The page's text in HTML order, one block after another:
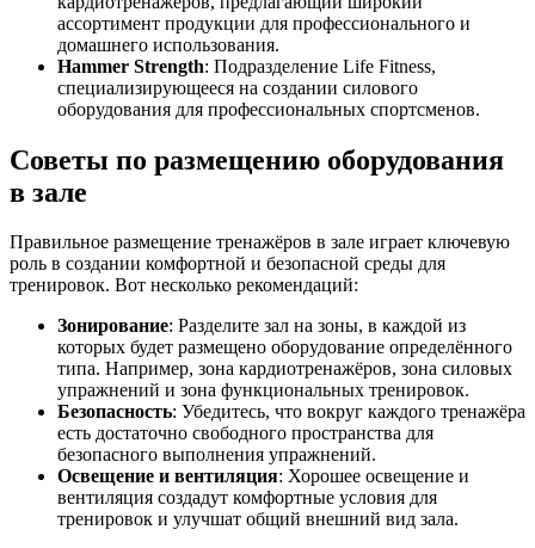
ассортимент продукции для профессионального и
домашнего использования.
Hammer Strength: Подразделение Life Fitness,
специализирующееся на создании силового
оборудования для профессиональных спортсменов.
Советы по размещению оборудования
в зале
Правильное размещение тренажёров в зале играет ключевую
роль в создании комфортной и безопасной среды для
тренировок. Вот несколько рекомендаций:
Зонирование: Разделите зал на зоны, в каждой из
которых будет размещено оборудование определённого
типа. Например, зона кардиотренажёров, зона силовых
упражнений и зона функциональных тренировок.
Безопасность: Убедитесь, что вокруг каждого тренажёра
есть достаточно свободного пространства для
безопасного выполнения упражнений.
Освещение и вентиляция: Хорошее освещение и
вентиляция создадут комфортные условия для
тренировок и улучшат общий внешний вид зала.